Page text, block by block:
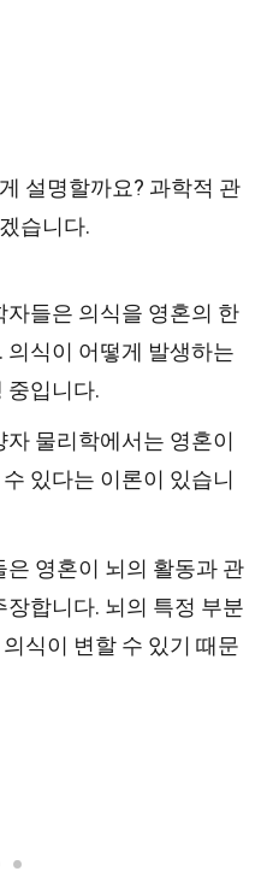
설명할까요? 과학적 관
습니다.
자들은 의식을 영혼의 한
의식이 어떻게 발생하는
중입니다.
자 물리학에서는 영혼이
있다는 이론이 있습니
은 영혼이 뇌의 활동과 관
장합니다. 뇌의 특정 부분
식이 변할 수 있기 때문